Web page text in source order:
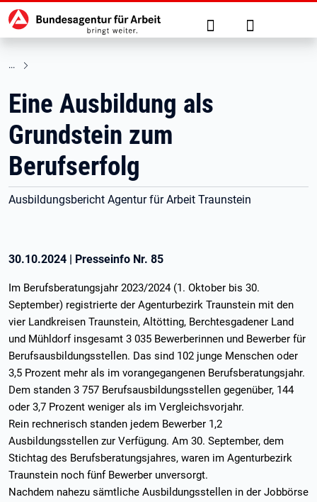
zu den Hauptinhalten springen
Hauptnavigation Suche Anmelden
Eine Ausbildung als
Grundstein zum
Berufserfolg
Ausbildungsbericht Agentur für Arbeit Traunstein
30.10.2024 | Presseinfo Nr. 85
Im Berufsberatungsjahr 2023/2024 (1. Oktober bis 30.
September) registrierte der Agenturbezirk Traunstein mit den
vier Landkreisen Traunstein, Altötting, Berchtesgadener Land
und Mühldorf insgesamt 3 035 Bewerberinnen und Bewerber für
Berufsausbildungsstellen. Das sind 102 junge Menschen oder
3,5 Prozent mehr als im vorangegangenen Berufsberatungsjahr.
Dem standen 3 757 Berufsausbildungsstellen gegenüber, 144
oder 3,7 Prozent weniger als im Vergleichsvorjahr.
Rein rechnerisch standen jedem Bewerber 1,2
Ausbildungsstellen zur Verfügung. Am 30. September, dem
Stichtag des Berufsberatungsjahres, waren im Agenturbezirk
Traunstein noch fünf Bewerber unversorgt.
Nachdem nahezu sämtliche Ausbildungsstellen in der Jobbörse